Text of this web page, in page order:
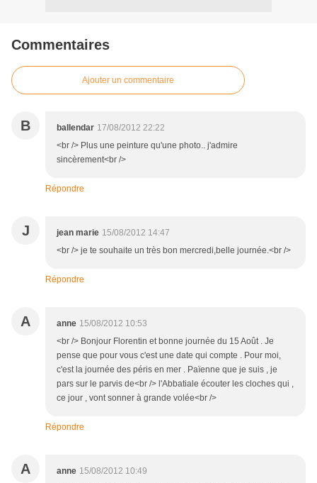
Commentaires
Ajouter un commentaire
B ballendar 17/08/2012 22:22
<br /> Plus une peinture qu'une photo.. j'admire
sincèrement<br />
Répondre
J jean marie 15/08/2012 14:47
<br /> je te souhaite un très bon mercredi,belle journée.<br />
Répondre
A anne 15/08/2012 10:53
<br /> Bonjour Florentin et bonne journée du 15 Août . Je
pense que pour vous c'est une date qui compte . Pour moi,
c'est la journée des péris en mer . Païenne que je suis , je
pars sur le parvis de<br /> l'Abbatiale écouter les cloches qui ,
ce jour , vont sonner à grande volée<br />
Répondre
A anne 15/08/2012 10:49